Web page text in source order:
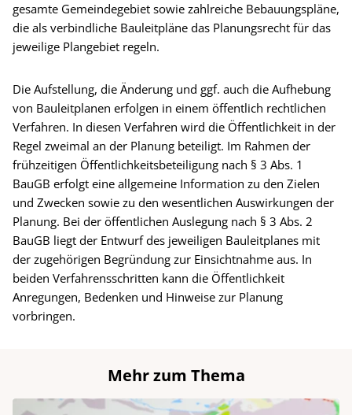
gesamte Gemeindegebiet sowie zahlreiche Bebauungspläne,
die als verbindliche Bauleitpläne das Planungsrecht für das
jeweilige Plangebiet regeln.
Die Aufstellung, die Änderung und ggf. auch die Aufhebung
von Bauleitplanen erfolgen in einem öffentlich rechtlichen
Verfahren. In diesen Verfahren wird die Öffentlichkeit in der
Regel zweimal an der Planung beteiligt. Im Rahmen der
frühzeitigen Öffentlichkeitsbeteiligung nach § 3 Abs. 1
BauGB erfolgt eine allgemeine Information zu den Zielen
und Zwecken sowie zu den wesentlichen Auswirkungen der
Planung. Bei der öffentlichen Auslegung nach § 3 Abs. 2
BauGB liegt der Entwurf des jeweiligen Bauleitplanes mit
der zugehörigen Begründung zur Einsichtnahme aus. In
beiden Verfahrensschritten kann die Öffentlichkeit
Anregungen, Bedenken und Hinweise zur Planung
vorbringen.
Mehr zum Thema